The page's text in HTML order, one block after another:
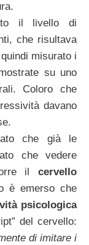
il livello di
che risultava
misurato i
su uno
Coloro che
davano
che già le
che vedere
il
cervello
è emerso che
psicologica
del cervello:
di imitare i